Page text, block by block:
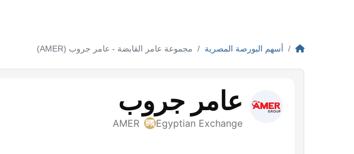
أسهم البورصة المصرية مجموعة عامر القابضة - عامر جروب (AMER)